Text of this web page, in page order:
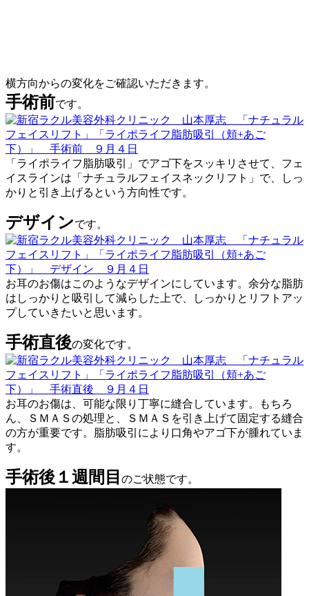
横方向からの変化をご確認いただきます。
手術前です。
「ライポライフ脂肪吸引」でアゴ下をスッキリさせて、フェ
イスラインは「ナチュラルフェイスネックリフト」で、しっ
かりと引き上げるという方向性です。
デザインです。
お耳のお傷はこのようなデザインにしています。余分な脂肪
はしっかりと吸引して減らした上で、しっかりとリフトアッ
プしていきたいと思います。
手術直後の変化です。
お耳のお傷は、可能な限り丁寧に縫合しています。もちろ
ん、ＳＭＡＳの処理と、ＳＭＡＳを引き上げて固定する縫合
の方が重要です。脂肪吸引により口角やアゴ下が腫れていま
す。
手術後１週間目 のご状態です。